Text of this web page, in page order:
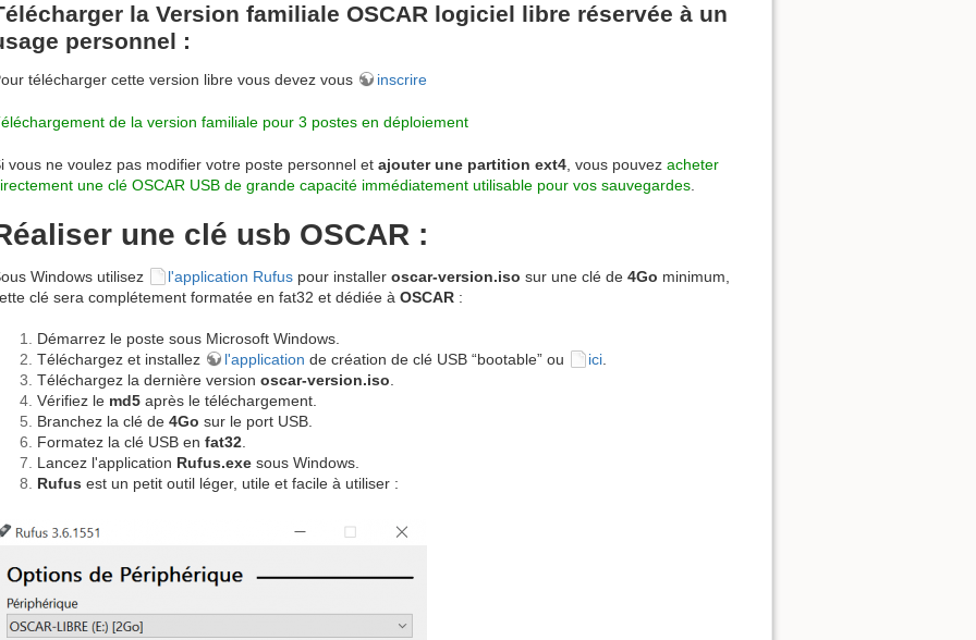
la Version familiale OSCAR logiciel libre réservée à un
personnel :
télécharger cette version libre vous devez vous inscrire
de la version familiale pour 3 postes en déploiement
vous ne voulez pas modifier votre poste personnel et ajouter une partition ext4 , vous pouvez acheter
une clé OSCAR USB de grande capacité immédiatement utilisable pour vos sauvegardes
une clé usb OSCAR :
Windows utilisez l'application Rufus pour installer oscar-version.iso sur une clé de 4Go minimum,
clé sera complétement formatée en fat32 et dédiée à OSCAR :
Démarrez le poste sous Microsoft Windows.
Téléchargez et installez
l'application de création de clé USB “bootable” ou ici
Téléchargez la dernière version oscar-version.iso
Vérifiez le md5 après le téléchargement.
Branchez la clé de 4Go sur le port USB.
Formatez la clé USB en fat32
Lancez l'application Rufus.exe sous Windows.
Rufus est un petit outil léger, utile et facile à utiliser :